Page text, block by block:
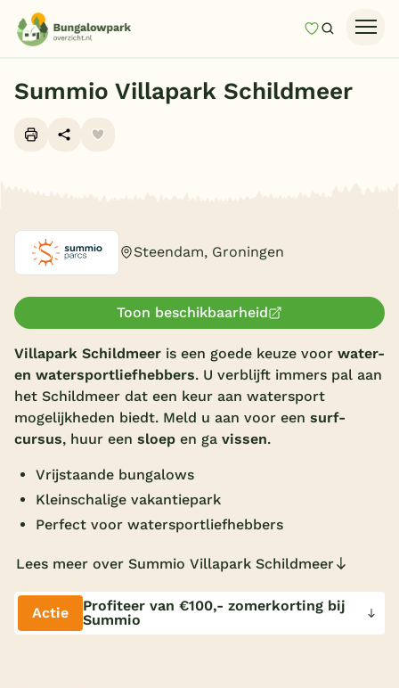
MijnZoeken
Last minutes
Onze vakantiegidsen
Vakantieparken
Subtropisch zwembad
Overdekt zwembad
Indoor speeltuin
Alle populaire faciliteiten
Keuzehulp
Bestemmingen
Summio Villapark Schildmeer
Steendam, Groningen
Toon beschikbaarheid
Villapark Schildmeer is een goede keuze voor water-
en watersportliefhebbers. U verblijft immers pal aan
het Schildmeer dat een keur aan watersport
mogelijkheden biedt. Meld u aan voor een surf-
cursus, huur een sloep en ga vissen.
Vrijstaande bungalows
Kleinschalige vakantiepark
Perfect voor watersportliefhebbers
Lees meer over Summio Villapark Schildmeer
Actie
Profiteer van €100,- zomerkorting bij
Summio